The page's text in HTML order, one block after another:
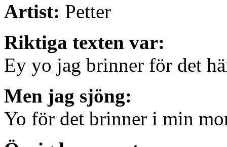
Artist: Petter
Riktiga texten var:
Ey yo jag brinner för det
Men jag sjöng:
Yo för det brinner i min